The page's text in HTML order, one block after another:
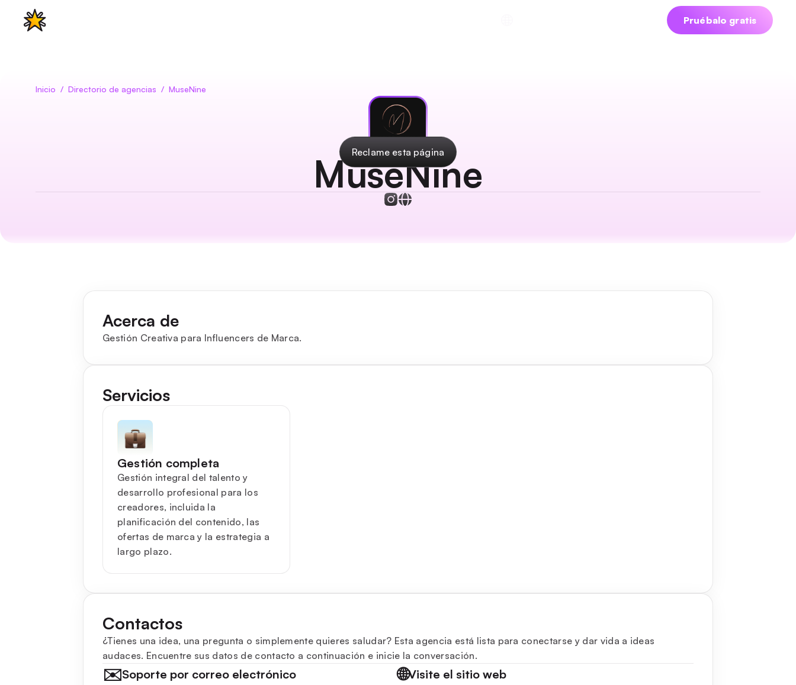
Pruébalo gratis
Inicio / Directorio de agencias / MuseNine
MuseNine
Reclame esta página
Acerca de
Gestión Creativa para Influencers de Marca.
Servicios
Gestión completa
Gestión integral del talento y
desarrollo profesional para los
creadores, incluida la
planificación del contenido, las
ofertas de marca y la estrategia a
largo plazo.
Contactos
¿Tienes una idea, una pregunta o simplemente quieres saludar? Esta agencia está lista para conectarse y dar vida a ideas
audaces. Encuentre sus datos de contacto a continuación e inicie la conversación.
✉️Soporte por correo electrónico 🌐Visite el sitio web